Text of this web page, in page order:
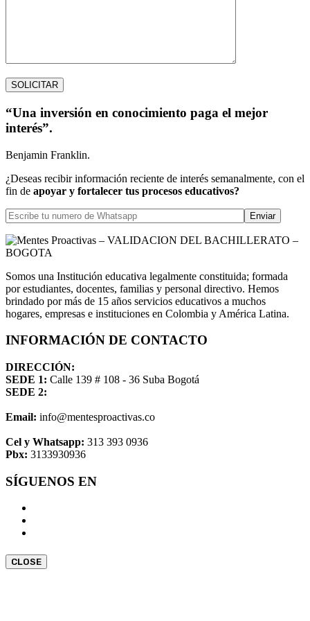
“Una inversión en conocimiento paga el mejor
interés”.
Benjamin Franklin.
¿Deseas recibir información reciente de interés semanalmente, con el
fin de apoyar y fortalecer tus procesos educativos?
Somos una Institución educativa legalmente constituida; formada
por estudiantes, docentes, familias y personal directivo. Hemos
brindado por más de 15 años servicios educativos a muchos
hogares, empresas e instituciones en Colombia y América Latina.
INFORMACIÓN DE CONTACTO
DIRECCIÓN:
SEDE 1: Calle 139 # 108 - 36 Suba Bogotá
SEDE 2:
Email: info@mentesproactivas.co
Cel y Whatsapp: 313 393 0936
Pbx: 3133930936
SÍGUENOS EN
CLOSE